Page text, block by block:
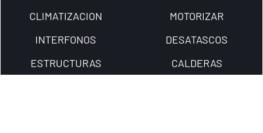
CLIMATIZACION
MOTORIZAR
INTERFONOS
DESATASCOS
ESTRUCTURAS
CALDERAS